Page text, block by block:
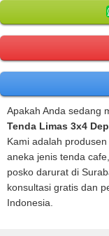
Apakah Anda sedang
Tenda Limas 3x4
Kami adalah
aneka jenis tenda
posko darurat di
konsultasi gratis dan
Indonesia.